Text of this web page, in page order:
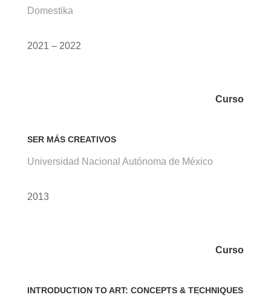
Domestika
2021 – 2022
Curso
SER MÁS CREATIVOS
Universidad Nacional Autónoma de México
2013
Curso
INTRODUCTION TO ART: CONCEPTS & TECHNIQUES